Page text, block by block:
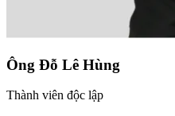
Ông Đỗ Lê Hùng
Thành viên độc lập